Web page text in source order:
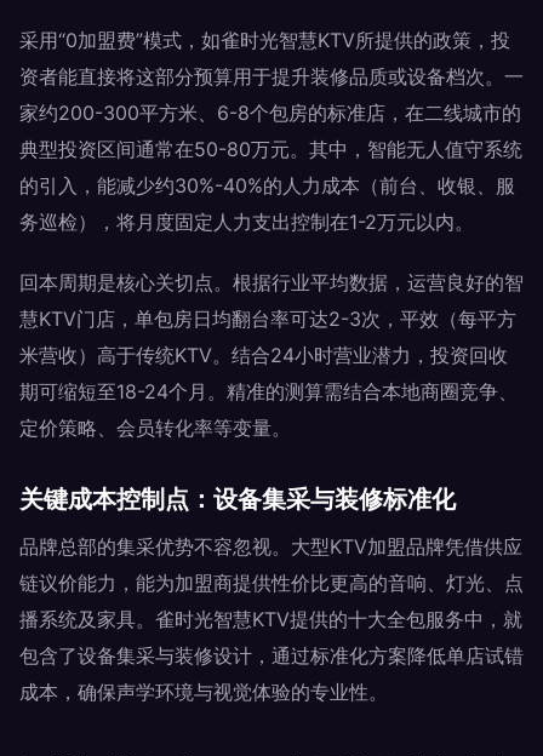
采用“0加盟费”模式，如雀时光智慧KTV所提供的政策，投
资者能直接将这部分预算用于提升装修品质或设备档次。一
家约200-300平方米、6-8个包房的标准店，在二线城市的
典型投资区间通常在50-80万元。其中，智能无人值守系统
的引入，能减少约30%-40%的人力成本（前台、收银、服
务巡检），将月度固定人力支出控制在1-2万元以内。
回本周期是核心关切点。根据行业平均数据，运营良好的智
慧KTV门店，单包房日均翻台率可达2-3次，平效（每平方
米营收）高于传统KTV。结合24小时营业潜力，投资回收
期可缩短至18-24个月。精准的测算需结合本地商圈竞争、
定价策略、会员转化率等变量。
关键成本控制点：设备集采与装修标准化
品牌总部的集采优势不容忽视。大型KTV加盟品牌凭借供应
链议价能力，能为加盟商提供性价比更高的音响、灯光、点
播系统及家具。雀时光智慧KTV提供的十大全包服务中，就
包含了设备集采与装修设计，通过标准化方案降低单店试错
成本，确保声学环境与视觉体验的专业性。